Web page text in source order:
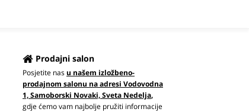
Prodajni salon
Posjetite nasu našem izložbeno-
prodajnom salonu na adresi Vodovodna
1, Samoborski Novaki, Sveta Nedelja,
gdje ćemo vam najbolje pružiti informacije